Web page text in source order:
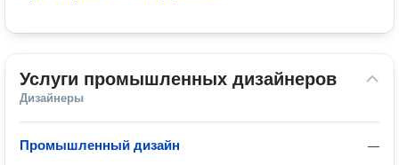
Услуги промышленных дизайнеров
Дизайнеры
—
Промышленный дизайн